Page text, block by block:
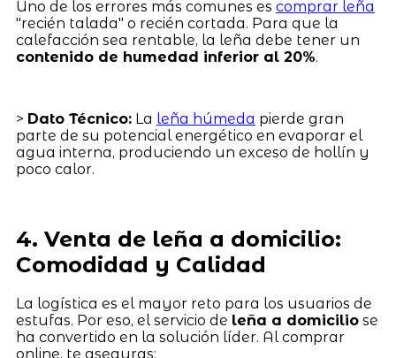
Uno de los errores más comunes es comprar leña
"recién talada" o recién cortada. Para que la
calefacción sea rentable, la leña debe tener un
contenido de humedad inferior al 20%.
> Dato Técnico:La leña húmeda pierde gran
parte de su potencial energético en evaporar el
agua interna, produciendo un exceso de hollín y
poco calor.
4. Venta de leña a domicilio:
Comodidad y Calidad
La logística es el mayor reto para los usuarios de
estufas. Por eso, el servicio de leña a domiciliose
ha convertido en la solución líder. Al comprar
online, te aseguras: